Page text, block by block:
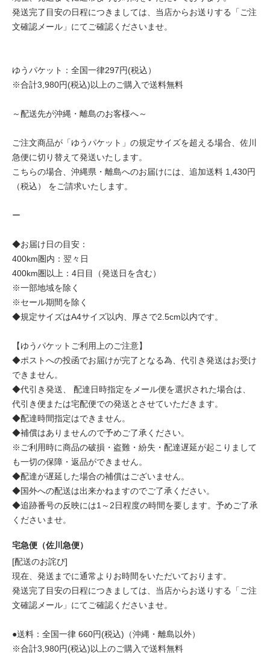
発送完了目安の日程につきましては、当店からお送りする「ご注
文確認メール」にてご確認くださいませ。
ゆうパケット：全国一律297円(税込）
※合計3,980円(税込)以上のご購入で送料無料
～配送先が沖縄・離島のお客様へ～
ご注文商品が「ゆうパケット」の規定サイズを超える場合、佐川
急便に切り替えて発送いたします。
こちらの場合、沖縄県・離島へのお届けには、追加送料 1,430円
（税込） をご請求いたします。
ー
◆お届け日の目安：
400km圏内：翌々日
400km圏以上：4日目（発送日を含む）
※一部地域を除く
※セール期間を除く
◆規定サイズはA4サイズ以内、厚さで2.5cm以内です。
【ゆうパケットご利用上のご注意】
◆ポストへの投函でお届けが完了となる為、代引き発送はお受け
できません。
◆代引き発送、 配達日時指定をメール便を選択された場合は、
代引き便または宅配便での発送とさせていただきます。
◆配達時間指定はできません。
◆補償はありませんので予めご了承ください。
※ご利用時に商品の破損・盗難・紛失・配達遅延が起こりまして
も一切の保障・返品ができません。
◆配達が遅延した場合の補償はございません。
◆国外への配送は出来かねますのでご了承ください。
◆追跡番号の反映には1～2日程度の時間を要します。予めご了承
くださいませ。
宅急便（佐川急便）
[配送のお詫び]
現在、発送までに通常よりお時間をいただいております。
発送完了目安の日程につきましては、当店からお送りする「ご注
文確認メール」にてご確認くださいませ。
●送料：全国一律 660円(税込)（沖縄・離島以外）
※合計3,980円(税込)以上のご購入で送料無料